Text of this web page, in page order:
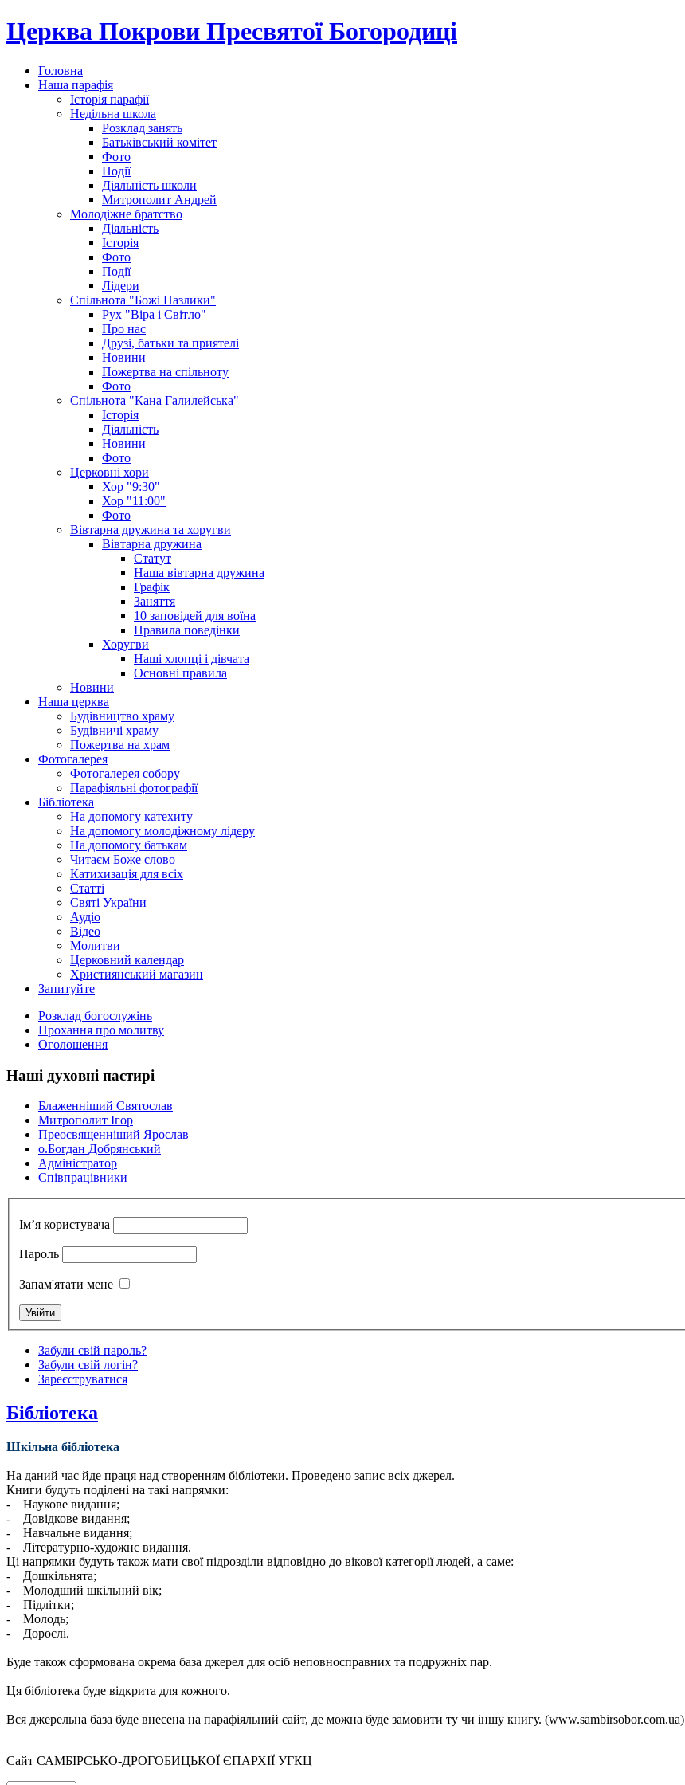
Церква Покрови Пресвятої Богородиці
Головна
Наша парафія
Історія парафії
Недільна школа
Розклад занять
Батьківський комітет
Фото
Події
Діяльність школи
Митрополит Андрей
Молодіжне братство
Діяльність
Історія
Фото
Події
Лідери
Спільнота "Божі Пазлики"
Рух "Віра і Світло"
Про нас
Друзі, батьки та приятелі
Новини
Пожертва на спільноту
Фото
Спільнота "Кана Галилейська"
Історія
Діяльність
Новини
Фото
Церковні хори
Хор "9:30"
Хор "11:00"
Фото
Вівтарна дружина та хоругви
Вівтарна дружина
Статут
Наша вівтарна дружина
Графік
Заняття
10 заповідей для воїна
Правила поведінки
Хоругви
Наші хлопці і дівчата
Основні правила
Новини
Наша церква
Будівництво храму
Будівничі храму
Пожертва на храм
Фотогалерея
Фотогалерея собору
Парафіяльні фотографії
Бібліотека
На допомогу катехиту
На допомогу молодіжному лідеру
На допомогу батькам
Читаєм Боже слово
Катихизація для всіх
Статті
Святі України
Аудіо
Відео
Молитви
Церковний календар
Християнський магазин
Запитуйте
Розклад богослужінь
Прохання про молитву
Оголошення
Наші духовні пастирі
Блаженніший Святослав
Митрополит Ігор
Преосвященніший Ярослав
о.Богдан Добрянський
Адміністратор
Cпівпрацівники
Ім’я користувача
Пароль
Запам'ятати мене
Забули свій пароль?
Забули свій логін?
Зареєструватися
Бібліотека
Шкільна бібліотека
На даний час йде праця над створенням бібліотеки. Проведено запис всіх джерел.
Книги будуть поділені на такі напрямки:
- Наукове видання;
- Довідкове видання;
- Навчальне видання;
- Літературно-художнє видання.
Ці напрямки будуть також мати свої підрозділи відповідно до вікової категорії людей, а саме:
- Дошкільнята;
- Молодший шкільний вік;
- Підлітки;
- Молодь;
- Дорослі.
Буде також сформована окрема база джерел для осіб неповносправних та подружніх пар.
Ця бібліотека буде відкрита для кожного.
Вся джерельна база буде внесена на парафіяльний сайт, де можна буде замовити ту чи іншу книгу. (www.sambirsobor.com.ua)
Сайт САМБІРСЬКО-ДРОГОБИЦЬКОЇ ЄПАРХІЇ УГКЦ